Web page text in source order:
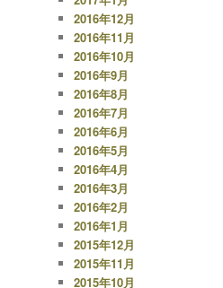
2016年12月
2016年11月
2016年10月
2016年9月
2016年8月
2016年7月
2016年6月
2016年5月
2016年4月
2016年3月
2016年2月
2016年1月
2015年12月
2015年11月
2015年10月